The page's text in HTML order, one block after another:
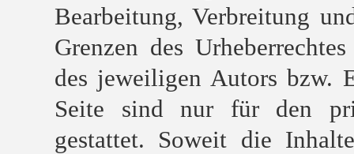
Bearbeitung, Verbreitung
Grenzen des
des jeweiligen Autors bzw.
Seite sind nur für den
gestattet. Soweit die